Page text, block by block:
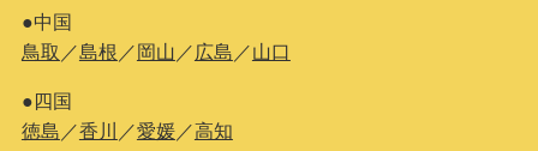
●中国
鳥取 ／島根 ／岡山 ／ 広島 ／山口
●四国
徳島 ／香川 ／愛媛／高知